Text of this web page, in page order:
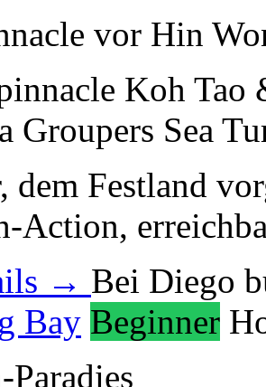
vor Hin
Koh Tao
Groupers Sea
dem Festland
Action,
→ Bei Diego
Bay Beginner
Paradies